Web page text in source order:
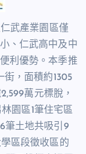
武產業園區僅
、仁武高中及中
利優勢。本季推
街，面積約1305
萬元標脫，
園區1筆住宅區
筆土地共吸引9
區段徵收區的